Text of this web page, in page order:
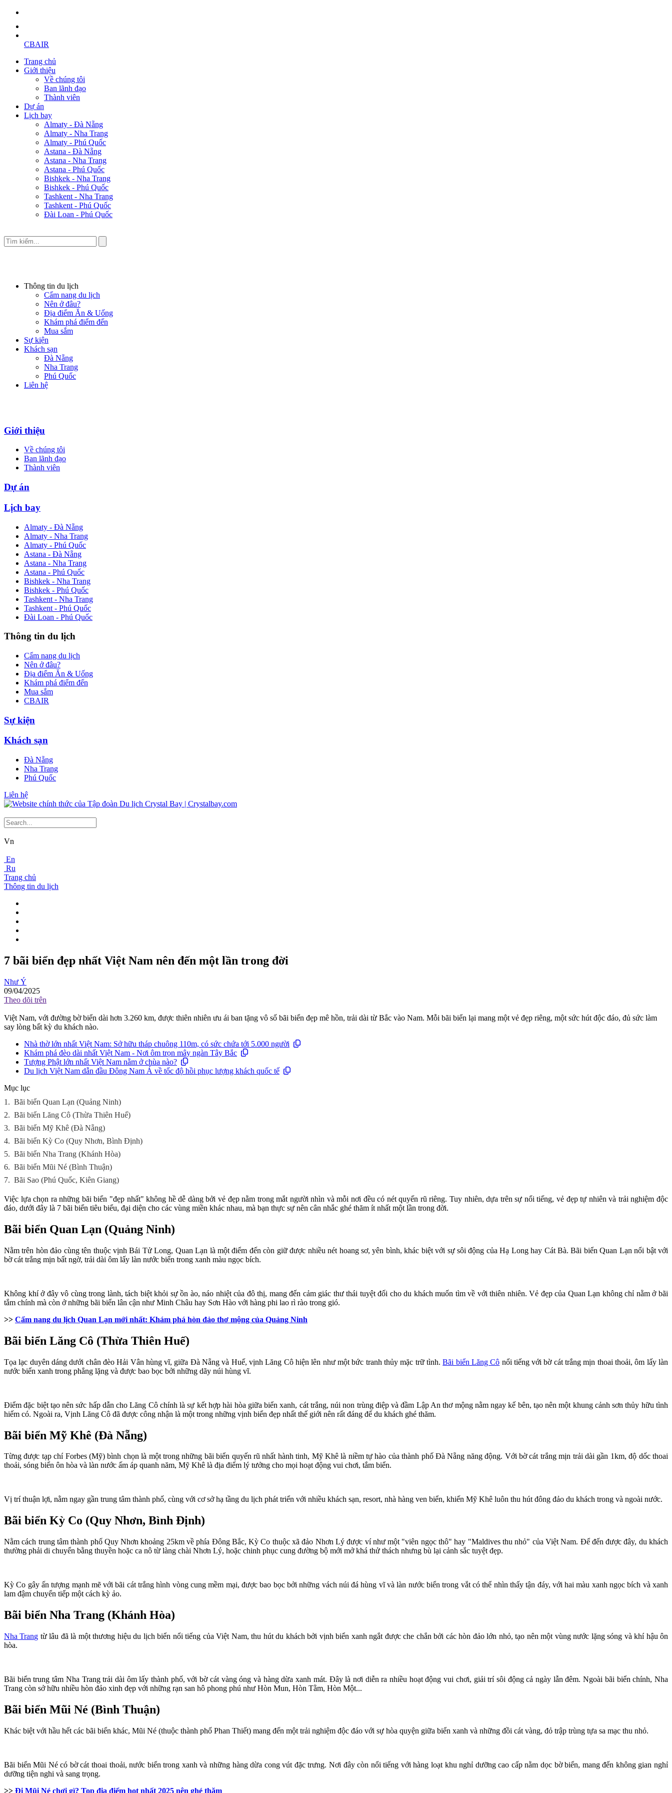
CBAIR
Trang chủ
Giới thiệu
Về chúng tôi
Ban lãnh đạo
Thành viên
Dự án
Lịch bay
Almaty - Đà Nẵng
Almaty - Nha Trang
Almaty - Phú Quốc
Astana - Đà Nẵng
Astana - Nha Trang
Astana - Phú Quốc
Bishkek - Nha Trang
Bishkek - Phú Quốc
Tashkent - Nha Trang
Tashkent - Phú Quốc
Đài Loan - Phú Quốc
Thông tin du lịch
Cẩm nang du lịch
Nên ở đâu?
Địa điểm Ăn & Uống
Khám phá điểm đến
Mua sắm
Sự kiện
Khách sạn
Đà Nẵng
Nha Trang
Phú Quốc
Liên hệ
Giới thiệu
Về chúng tôi
Ban lãnh đạo
Thành viên
Dự án
Lịch bay
Almaty - Đà Nẵng
Almaty - Nha Trang
Almaty - Phú Quốc
Astana - Đà Nẵng
Astana - Nha Trang
Astana - Phú Quốc
Bishkek - Nha Trang
Bishkek - Phú Quốc
Tashkent - Nha Trang
Tashkent - Phú Quốc
Đài Loan - Phú Quốc
Thông tin du lịch
Cẩm nang du lịch
Nên ở đâu?
Địa điểm Ăn & Uống
Khám phá điểm đến
Mua sắm
CBAIR
Sự kiện
Khách sạn
Đà Nẵng
Nha Trang
Phú Quốc
Liên hệ
Vn
En
Ru
Trang chủ
Thông tin du lịch
7 bãi biển đẹp nhất Việt Nam nên đến một lần trong đời
Như Ý
09/04/2025
Theo dõi trên
Việt Nam, với đường bờ biển dài hơn 3.260 km, được thiên nhiên ưu ái ban tặng vô số bãi biển đẹp mê hồn, trải dài từ Bắc vào Nam. Mỗi bãi biển lại mang một vẻ đẹp riêng, một sức hút độc đáo, đủ sức làm
say lòng bất kỳ du khách nào.
Nhà thờ lớn nhất Việt Nam: Sở hữu tháp chuông 110m, có sức chứa tới 5.000 người
Khám phá đèo dài nhất Việt Nam - Nơi ôm trọn mây ngàn Tây Bắc
Tượng Phật lớn nhất Việt Nam nằm ở chùa nào?
Du lịch Việt Nam dẫn đầu Đông Nam Á về tốc độ hồi phục lượng khách quốc tế
Mục lục
1. Bãi biển Quan Lạn (Quảng Ninh)
2. Bãi biển Lăng Cô (Thừa Thiên Huế)
3. Bãi biển Mỹ Khê (Đà Nẵng)
4. Bãi biển Kỳ Co (Quy Nhơn, Bình Định)
5. Bãi biển Nha Trang (Khánh Hòa)
6. Bãi biển Mũi Né (Bình Thuận)
7. Bãi Sao (Phú Quốc, Kiên Giang)
Việc lựa chọn ra những bãi biển "đẹp nhất" không hề dễ dàng bởi vẻ đẹp nằm trong mắt người nhìn và mỗi nơi đều có nét quyến rũ riêng. Tuy nhiên, dựa trên sự nổi tiếng, vẻ đẹp tự nhiên và trải nghiệm độc
đáo, dưới đây là 7 bãi biển tiêu biểu, đại diện cho các vùng miền khác nhau, mà bạn thực sự nên cân nhắc ghé thăm ít nhất một lần trong đời.
Bãi biển Quan Lạn (Quảng Ninh)
Nằm trên hòn đảo cùng tên thuộc vịnh Bái Tử Long, Quan Lạn là một điểm đến còn giữ được nhiều nét hoang sơ, yên bình, khác biệt với sự sôi động của Hạ Long hay Cát Bà. Bãi biển Quan Lạn nổi bật với
bờ cát trắng mịn bất ngờ, trải dài ôm lấy làn nước biển trong xanh màu ngọc bích.
Không khí ở đây vô cùng trong lành, tách biệt khỏi sự ồn ào, náo nhiệt của đô thị, mang đến cảm giác thư thái tuyệt đối cho du khách muốn tìm về với thiên nhiên. Vẻ đẹp của Quan Lạn không chỉ nằm ở bãi
tắm chính mà còn ở những bãi biển lân cận như Minh Châu hay Sơn Hào với hàng phi lao rì rào trong gió.
>> Cẩm nang du lịch Quan Lạn mới nhất: Khám phá hòn đảo thơ mộng của Quảng Ninh
Bãi biển Lăng Cô (Thừa Thiên Huế)
Tọa lạc duyên dáng dưới chân đèo Hải Vân hùng vĩ, giữa Đà Nẵng và Huế, vịnh Lăng Cô hiện lên như một bức tranh thủy mặc trữ tình.Bãi biển Lăng Cô nổi tiếng với bờ cát trắng mịn thoai thoải, ôm lấy làn
nước biển xanh trong phẳng lặng và được bao bọc bởi những dãy núi hùng vĩ.
Điểm đặc biệt tạo nên sức hấp dẫn cho Lăng Cô chính là sự kết hợp hài hòa giữa biển xanh, cát trắng, núi non trùng điệp và đầm Lập An thơ mộng nằm ngay kế bên, tạo nên một khung cảnh sơn thủy hữu tình
hiếm có. Ngoài ra, Vịnh Lăng Cô đã được công nhận là một trong những vịnh biển đẹp nhất thế giới nên rất đáng để du khách ghé thăm.
Bãi biển Mỹ Khê (Đà Nẵng)
Từng được tạp chí Forbes (Mỹ) bình chọn là một trong những bãi biển quyến rũ nhất hành tinh, Mỹ Khê là niềm tự hào của thành phố Đà Nẵng năng động. Với bờ cát trắng mịn trải dài gần 1km, độ dốc thoai
thoải, sóng biển ôn hòa và làn nước ấm áp quanh năm, Mỹ Khê là địa điểm lý tưởng cho mọi hoạt động vui chơi, tắm biển.
Vị trí thuận lợi, nằm ngay gần trung tâm thành phố, cùng với cơ sở hạ tầng du lịch phát triển với nhiều khách sạn, resort, nhà hàng ven biển, khiến Mỹ Khê luôn thu hút đông đảo du khách trong và ngoài nước.
Bãi biển Kỳ Co (Quy Nhơn, Bình Định)
Nằm cách trung tâm thành phố Quy Nhơn khoảng 25km về phía Đông Bắc, Kỳ Co thuộc xã đảo Nhơn Lý được ví như một "viên ngọc thô" hay "Maldives thu nhỏ" của Việt Nam. Để đến được đây, du khách
thường phải di chuyển bằng thuyền hoặc ca nô từ làng chài Nhơn Lý, hoặc chinh phục cung đường bộ mới mở khá thử thách nhưng bù lại cảnh sắc tuyệt đẹp.
Kỳ Co gây ấn tượng mạnh mẽ với bãi cát trắng hình vòng cung mềm mại, được bao bọc bởi những vách núi đá hùng vĩ và làn nước biển trong vắt có thể nhìn thấy tận đáy, với hai màu xanh ngọc bích và xanh
lam đậm chuyển tiếp một cách kỳ ảo.
Bãi biển Nha Trang (Khánh Hòa)
Nha Trang từ lâu đã là một thương hiệu du lịch biển nổi tiếng của Việt Nam, thu hút du khách bởi vịnh biển xanh ngắt được che chắn bởi các hòn đảo lớn nhỏ, tạo nên một vùng nước lặng sóng và khí hậu ôn
hòa.
Bãi biển trung tâm Nha Trang trải dài ôm lấy thành phố, với bờ cát vàng óng và hàng dừa xanh mát. Đây là nơi diễn ra nhiều hoạt động vui chơi, giải trí sôi động cả ngày lẫn đêm. Ngoài bãi biển chính, Nha
Trang còn sở hữu nhiều hòn đảo xinh đẹp với những rạn san hô phong phú như Hòn Mun, Hòn Tằm, Hòn Một...
Bãi biển Mũi Né (Bình Thuận)
Khác biệt với hầu hết các bãi biển khác, Mũi Né (thuộc thành phố Phan Thiết) mang đến một trải nghiệm độc đáo với sự hòa quyện giữa biển xanh và những đồi cát vàng, đỏ trập trùng tựa sa mạc thu nhỏ.
Bãi biển Mũi Né có bờ cát thoai thoải, nước biển trong xanh và những hàng dừa cong vút đặc trưng. Nơi đây còn nổi tiếng với hàng loạt khu nghỉ dưỡng cao cấp nằm dọc bờ biển, mang đến không gian nghỉ
dưỡng tiện nghi và sang trọng.
>> Đi Mũi Né chơi gì? Top địa điểm hot nhất 2025 nên ghé thăm